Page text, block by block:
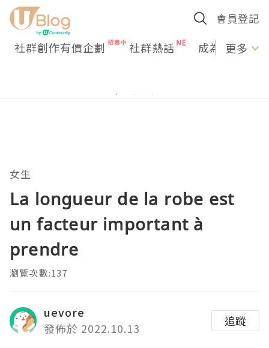
會員登記
社群創作有價企劃 社群熱話 成為U更多
女生
La longueur de la robe est
un facteur important à
prendre
瀏覽次數:137
uevore
發佈於 2022.10.13
追蹤